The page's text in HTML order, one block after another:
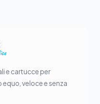
e cartucce per
veloce e senza